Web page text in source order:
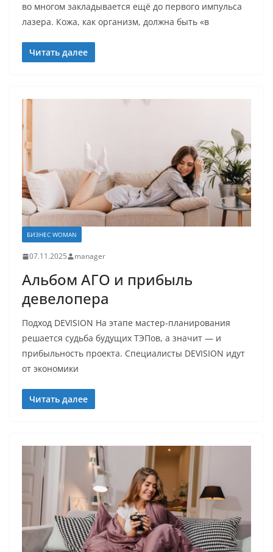
во многом закладывается ещё до первого импульса
лазера. Кожа, как организм, должна быть «в
Читать далее
БИЗНЕС WOMAN
07.11.2025 manager
Альбом АГО и прибыль
девелопера
Подход DEVISION На этапе мастер-планирования
решается судьба будущих ТЭПов, а значит — и
прибыльность проекта. Специалисты DEVISION идут
от экономики
Читать далее